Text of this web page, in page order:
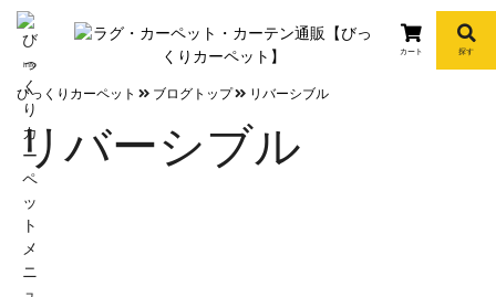
info
カート 探す
びっくりカーペット ブログトップ リバーシブル
リバーシブル